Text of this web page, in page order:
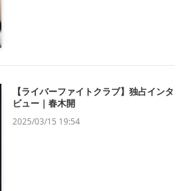
【ライバーファイトクラブ】独占インタ
ビュー｜春木開
2025/03/15 19:54